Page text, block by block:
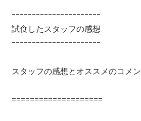
ｰｰｰｰｰｰｰｰｰｰｰｰｰｰｰｰｰｰｰｰｰｰ
試食したスタッフの感想
ｰｰｰｰｰｰｰｰｰｰｰｰｰｰｰｰｰｰｰｰｰｰ
スタッフの感想とオススメのコメ
====================